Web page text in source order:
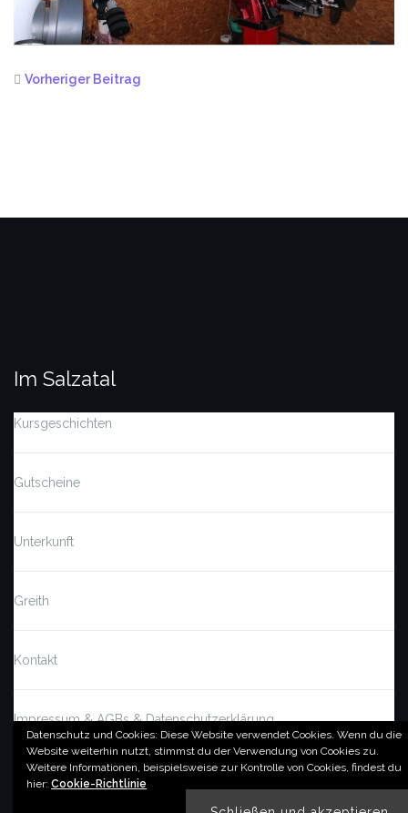
Vorheriger Beitrag
Datenschutz und Cookies: Diese Website verwendet Cookies. Wenn du die
Website weiterhin nutzt, stimmst du der Verwendung von Cookies zu.
Weitere Informationen, beispielsweise zur Kontrolle von Cookies, findest du
hier: Cookie-Richtlinie
Im Salzatal
Kursgeschichten
Gutscheine
Unterkunft
Greith
Kontakt
Impressum & AGBs & Datenschutzerklärung
© by imSalzatal.at